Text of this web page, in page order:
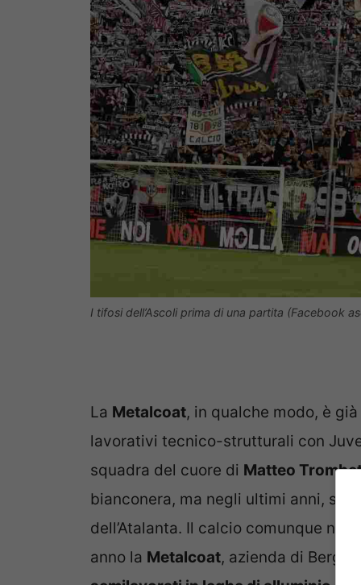
I tifosi dell’Ascoli prima di una partita (Facebook
La Metalcoat, in qualche modo, è
lavorativi tecnico-strutturali con
squadra del cuore di Matteo
bianconera, ma negli ultimi anni,
dell’Atalanta. Il calcio comunque
anno la Metalcoat, azienda di